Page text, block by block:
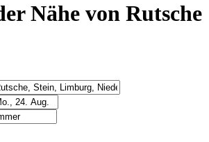
Nähe von Rutsche